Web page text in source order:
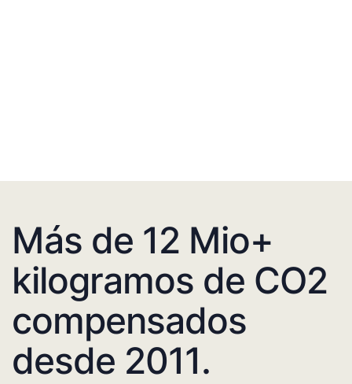
Más de 12 Mio+
kilogramos de CO2
compensados
desde 2011.